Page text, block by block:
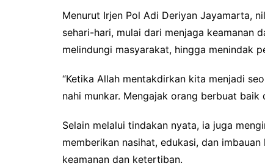
Menurut Irjen Pol Adi Deriyan Jayamarta,
sehari-hari, mulai dari menjaga keamanan
melindungi masyarakat, hingga menindak
“Ketika Allah mentakdirkan kita menjadi
nahi munkar. Mengajak orang berbuat
Selain melalui tindakan nyata, ia juga
memberikan nasihat, edukasi, dan
keamanan dan ketertiban.